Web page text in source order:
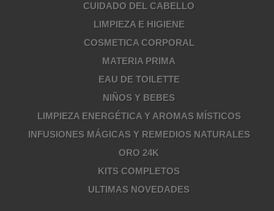
CUIDADO DEL CABELLO
LIMPIEZA E HIGIENE
COSMETICA CORPORAL
MATERIA PRIMA
EAU DE TOILETTE
NIÑOS Y BEBES
LIMPIEZA ENERGÉTICA Y AROMAS MÍSTICOS
INFUSIONES MÁGICAS Y REMEDIOS NATURALES
ORO 24K
KITS COMPLETOS
ULTIMAS NOVEDADES